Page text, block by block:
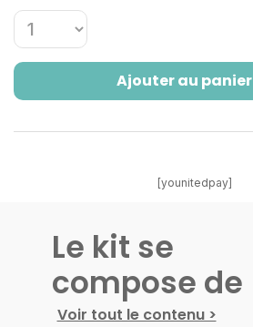
Ajouter au panier
[younitedpay]
Le kit se
compose de
Voir tout le contenu >